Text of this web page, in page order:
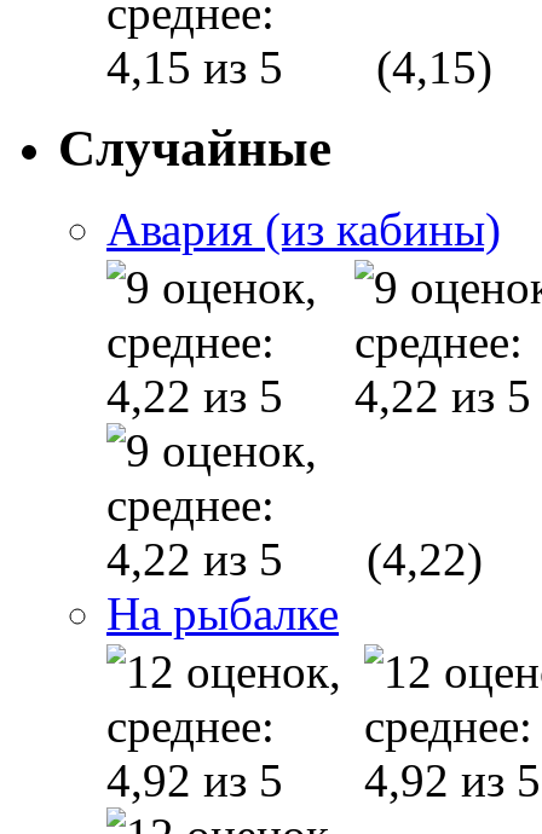
(4,15)
Случайные
Авария (из кабины)
(4,22)
На рыбалке